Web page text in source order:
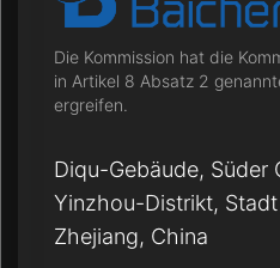
Die Kommission hat die
in Artikel 8 Absatz 2
ergreifen.
Diqu-Gebäude, Süder
Yinzhou-Distrikt,
Zhejiang, China